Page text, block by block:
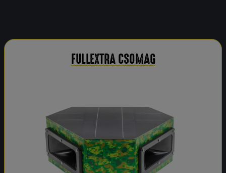
FULLEXTRA CSOMAG